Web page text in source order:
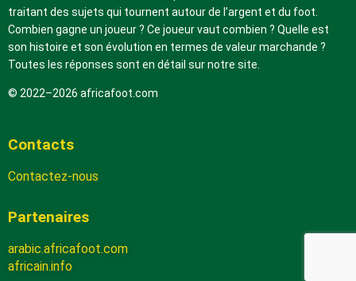
traitant des sujets qui tournent autour de l’argent et du foot.
Combien gagne un joueur ? Ce joueur vaut combien ? Quelle est
son histoire et son évolution en termes de valeur marchande ?
Toutes les réponses sont en détail sur notre site.
© 2022–2026 africafoot.com
Contacts
Contactez-nous
Partenaires
arabic.africafoot.com
africain.info